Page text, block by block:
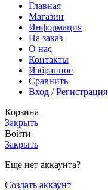
Главная
Магазин
Информация
На заказ
О нас
Контакты
Избранное
Сравнить
Вход / Регистрация
Корзина
Закрыть
Войти
Закрыть
Еще нет аккаунта?
Создать аккаунт